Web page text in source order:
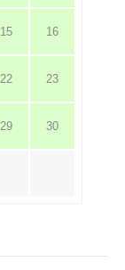
15 16
22 23
29 30